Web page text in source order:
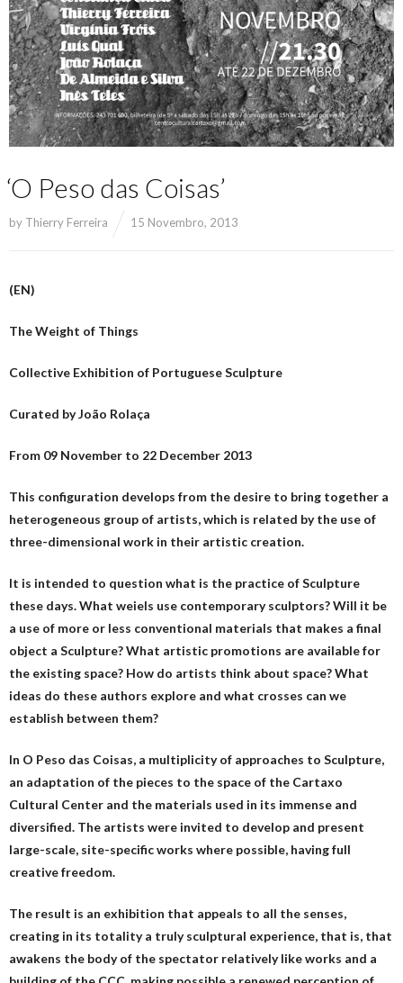
‘O Peso das Coisas’
by Thierry Ferreira 15 Novembro, 2013
(EN)
The Weight of Things
Collective Exhibition of Portuguese Sculpture
Curated by João Rolaça
From 09 November to 22 December 2013
This configuration develops from the desire to bring together a
heterogeneous group of artists, which is related by the use of
three-dimensional work in their artistic creation.
It is intended to question what is the practice of Sculpture
these days.What weiels use contemporary sculptors?Will it be
a use of more or less conventional materials that makes a final
object a Sculpture?What artistic promotions are available for
the existing space? How do artists think about space?What
ideas do these authors explore and what crosses can we
establish between them?
In O Peso das Coisas, a multiplicity of approaches to Sculpture,
an adaptation of the pieces to the space of the Cartaxo
Cultural Center and the materials used in its immense and
diversified. The artists were invited to develop and present
large-scale, site-specific works where possible, having full
creative freedom.
The result is an exhibition that appeals to all the senses,
creating in its totality a truly sculptural experience, that is, that
awakens the body of the spectator relatively like works and a